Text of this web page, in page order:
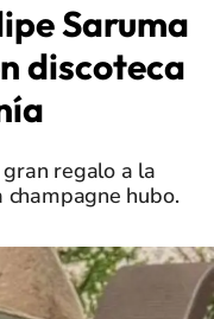
Saruma
discoteca
regalo a la
hubo.